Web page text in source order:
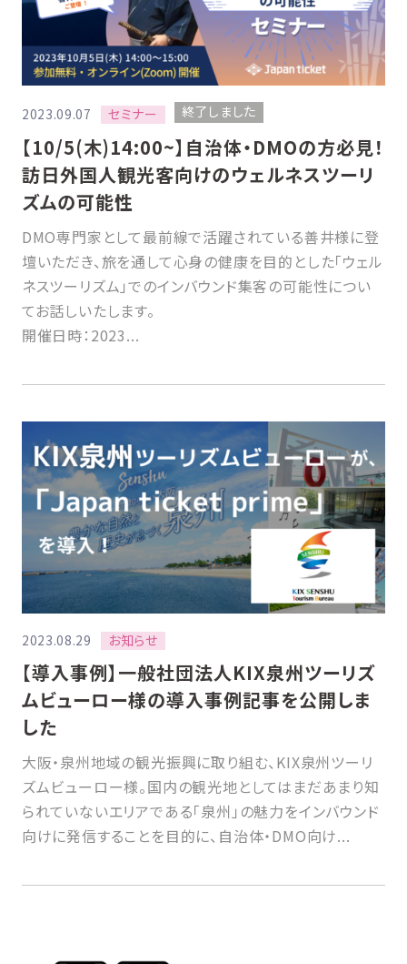
2023.09.07 セミナー 終了しました
【10/5(木)14:00~】自治体・DMOの方必見！
訪日外国人観光客向けのウェルネスツーリ
ズムの可能性
DMO専門家として最前線で活躍されている善井様に登
壇いただき、旅を通して心身の健康を目的とした「ウェル
ネスツーリズム」でのインバウンド集客の可能性につい
てお話しいたします。
開催日時：2023...
2023.08.29 お知らせ
【導入事例】一般社団法人KIX泉州ツーリズ
ムビューロー様の導入事例記事を公開しま
した
大阪・泉州地域の観光振興に取り組む、KIX泉州ツーリ
ズムビューロー様。国内の観光地としてはまだあまり知
られていないエリアである「泉州」の魅力をインバウンド
向けに発信することを目的に、自治体・DMO向け...